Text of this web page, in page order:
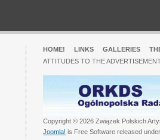
HOME! LINKS GALLERIES
ATTITUDES TO THE
Copyright © 2026 Związek Polskich
Joomla! is Free Software released